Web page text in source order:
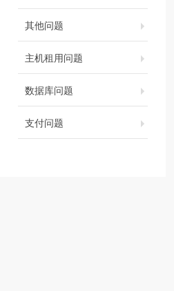
其他问题
主机租用问题
数据库问题
支付问题